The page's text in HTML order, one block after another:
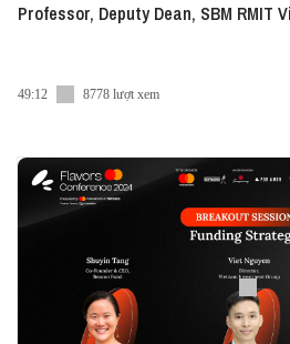
Professor, Deputy Dean, SBM RMIT
49:12 8778 lượt xem